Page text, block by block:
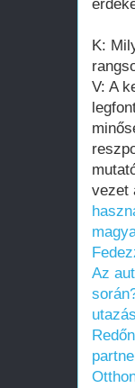
K:
V: A
vezet
Az